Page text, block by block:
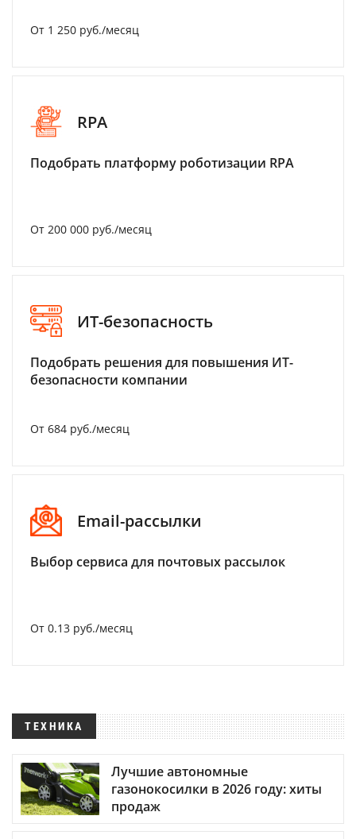
От 1 250 руб./месяц
RPA
Подобрать платформу роботизации RPA
От 200 000 руб./месяц
ИТ-безопасность
Подобрать решения для повышения ИТ-
безопасности компании
От 684 руб./месяц
Email-рассылки
Выбор сервиса для почтовых рассылок
От 0.13 руб./месяц
ТЕХНИКА
Лучшие автономные
газонокосилки в 2026 году: хиты
продаж